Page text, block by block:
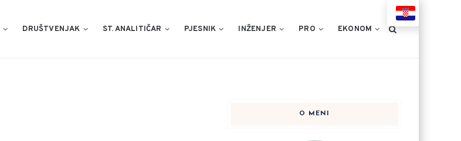
DRUŠTVENJAK ST. ANALITIČAR PJESNIK INŽENJER PRO EKONOM
O MENI